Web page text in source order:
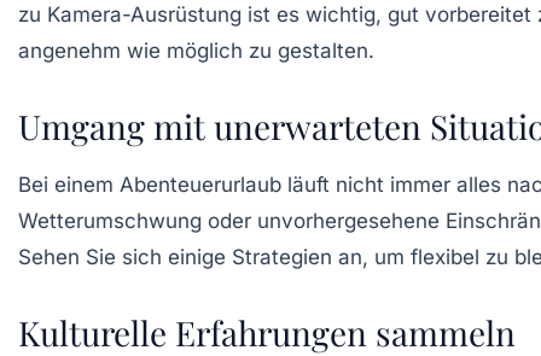
zu Kamera-Ausrüstung ist es wichtig, gut vorbereitet
angenehm wie möglich zu gestalten.
Umgang mit unerwarteten
Bei einem Abenteuerurlaub läuft nicht immer alles
Wetterumschwung oder unvorhergesehene
Sehen Sie sich einige Strategien an, um flexibel zu
Kulturelle Erfahrungen sammeln